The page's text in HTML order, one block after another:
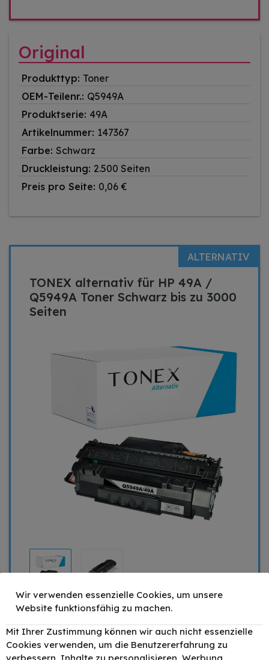
Original
Produkttyp: Toner
OEM-Teilenr.: Q5949A
Produktserie: 49A
Artikelnummer: 147367
Farbe: Schwarz
Druckleistung: 2.500 Seiten
Preis pro Seite: 0,06 €
ALTERNATIV
TONEX alternativ für HP 49A /
Q5949A Toner Schwarz bis zu 3000
Seiten
49,90 €
Wir verwenden essenzielle Cookies, um unsere
Website funktionsfähig zu machen.
Mit Ihrer Zustimmung können wir auch nicht essenzielle
Cookies verwenden, um die Benutzererfahrung zu